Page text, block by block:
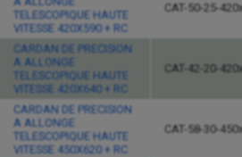
TELESCOPIQUE HAUTE
VITESSE 420X590 + RC
CAT-50-25-
CARDAN DE PRECISION
A ALLONGE
TELESCOPIQUE HAUTE
VITESSE 420X640 + RC
CAT-42-20-
CARDAN DE PRECISION
A ALLONGE
TELESCOPIQUE HAUTE
VITESSE 450X620 + RC
CAT-58-30-